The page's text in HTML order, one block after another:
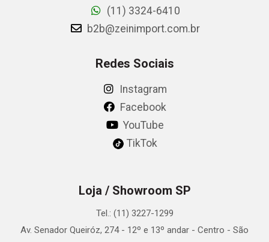
(11) 3324-6410
b2b@zeinimport.com.br
Redes Sociais
Instagram
Facebook
YouTube
TikTok
Loja / Showroom SP
Tel.: (11) 3227-1299
Av. Senador Queiróz, 274 - 12º e 13º andar - Centro - São